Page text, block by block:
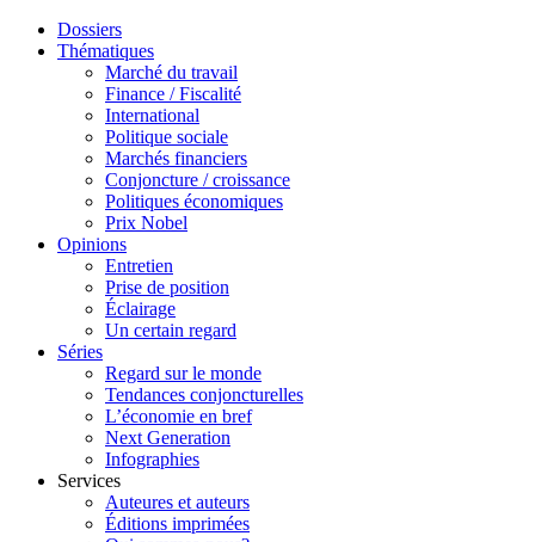
Dossiers
Thématiques
Marché du travail
Finance / Fiscalité
International
Politique sociale
Marchés financiers
Conjoncture / croissance
Politiques économiques
Prix Nobel
Opinions
Entretien
Prise de position
Éclairage
Un certain regard
Séries
Regard sur le monde
Tendances conjoncturelles
L’économie en bref
Next Generation
Infographies
Services
Auteures et auteurs
Éditions imprimées